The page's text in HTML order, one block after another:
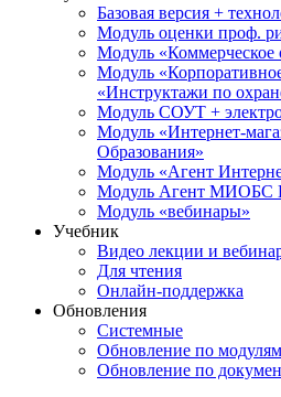
Базовая версия +
Модуль оценки проф.
Модуль «Коммерческое
Модуль
«Инструктажи по
Модуль СОУТ +
Модуль «Интернет-
Образования»
Модуль «Агент
Модуль Агент МИОБС
Модуль «вебинары»
Учебник
Видео лекции и
Для чтения
Онлайн-поддержка
Обновления
Системные
Обновление по модулям
Обновление по